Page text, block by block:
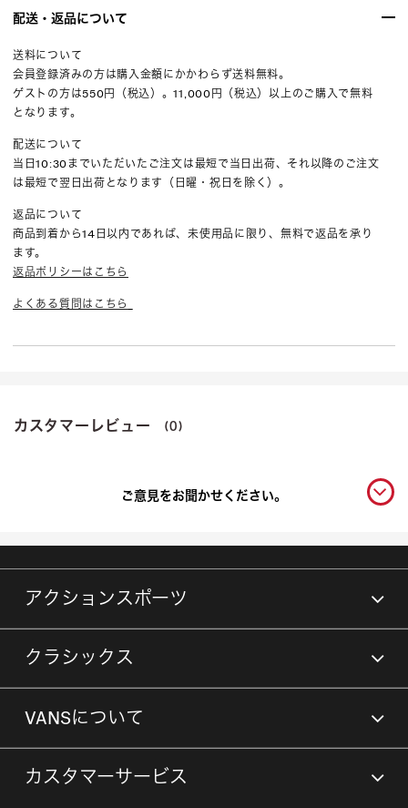
配送・返品について
送料について
会員登録済みの方は購入金額にかかわらず送料無料。
ゲストの方は550円（税込）。11,000円（税込）以上のご購入で無料
となります。
配送について
当日10:30までいただいたご注文は最短で当日出荷、それ以降のご注文
は最短で翌日出荷となります（日曜・祝日を除く）。
返品について
商品到着から14日以内であれば、未使用品に限り、無料で返品を承り
ます。
返品ポリシーはこちら
よくある質問はこちら
カスタマーレビュー (0)
ご意見をお聞かせください。
アクションスポーツ
クラシックス
VANSについて
カスタマーサービス